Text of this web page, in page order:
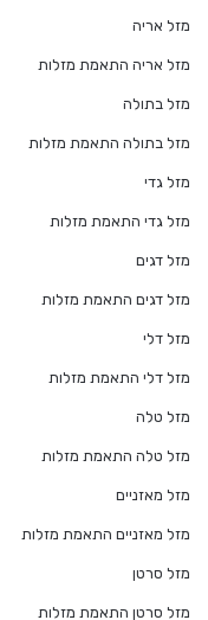
מזל אריה
מזל אריה התאמת מזלות
מזל בתולה
מזל בתולה התאמת מזלות
מזל גדי
מזל גדי התאמת מזלות
מזל דגים
מזל דגים התאמת מזלות
מזל דלי
מזל דלי התאמת מזלות
מזל טלה
מזל טלה התאמת מזלות
מזל מאזניים
מזל מאזניים התאמת מזלות
מזל סרטן
מזל סרטן התאמת מזלות